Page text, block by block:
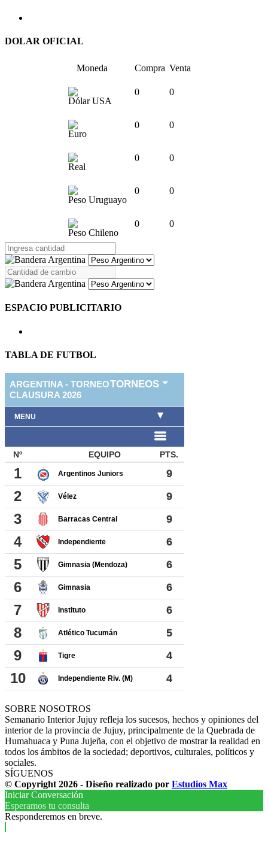
DOLAR OFICIAL
Moneda Compra Venta
Dólar USA
0 0
Euro
0 0
Real
0 0
Peso Uruguayo
0 0
Peso Chileno
0 0
ESPACIO PUBLICITARIO
TABLA DE FUTBOL
SOBRE NOSOTROS
Semanario Interior Jujuy refleja los sucesos, hechos y opiniones del
interior de la provincia de Jujuy, principalmente de la Quebrada de
Humahuaca y Puna Jujeña, con el objetivo de mostrar la realidad en
todos los ámbitos de la sociedad; deportivos, culturales, políticos y
sociales.
SÍGUENOS
© Copyright 2026 - Diseño realizado por Estudios Max
Iniciar Conversación
Esperamos tu consulta
Responderemos en breve.